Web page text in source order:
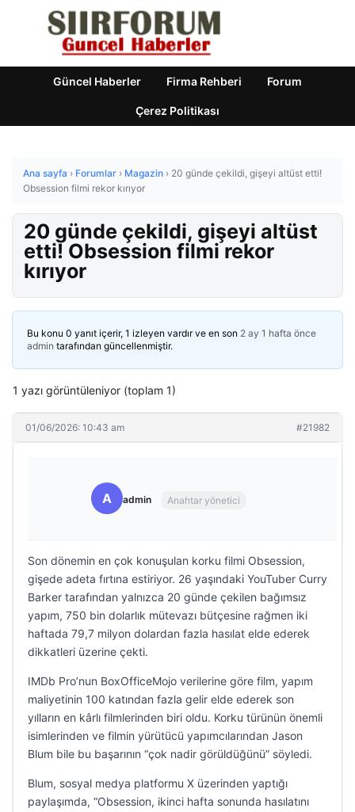
Güncel Haberler Firma Rehberi Forum
Çerez Politikası
Ana sayfa › Forumlar › Magazin › 20 günde çekildi, gişeyi altüst etti!
Obsession filmi rekor kırıyor
20 günde çekildi, gişeyi altüst
etti! Obsession filmi rekor
kırıyor
Bu konu 0 yanıt içerir, 1 izleyen vardır ve en son 2 ay 1 hafta önce
admin tarafından güncellenmiştir.
1 yazı görüntüleniyor (toplam 1)
01/06/2026: 10:43 am #21982
A admin Anahtar yönetici
Son dönemin en çok konuşulan korku filmi Obsession,
gişede adeta fırtına estiriyor. 26 yaşındaki YouTuber Curry
Barker tarafından yalnızca 20 günde çekilen bağımsız
yapım, 750 bin dolarlık mütevazı bütçesine rağmen iki
haftada 79,7 milyon dolardan fazla hasılat elde ederek
dikkatleri üzerine çekti.
IMDb Pro’nun BoxOfficeMojo verilerine göre film, yapım
maliyetinin 100 katından fazla gelir elde ederek son
yılların en kârlı filmlerinden biri oldu. Korku türünün önemli
isimlerinden ve filmin yürütücü yapımcılarından Jason
Blum bile bu başarının “çok nadir görüldüğünü” söyledi.
Blum, sosyal medya platformu X üzerinden yaptığı
paylaşımda, “Obsession, ikinci hafta sonunda hasılatını